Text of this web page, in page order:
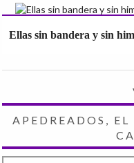
Ellas sin bandera y sin
APEDREADOS,